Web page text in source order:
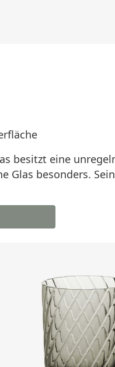
besitzt eine
Glas besonders.